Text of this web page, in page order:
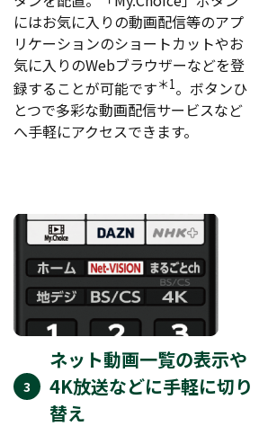
にはお気に入りの動画配信等のアプ
リケーションのショートカットやお
気に入りのWebブラウザーなどを登
録することが可能です＊1。ボタンひ
とつで多彩な動画配信サービスなど
へ手軽にアクセスできます。
ネット動画一覧の表示や
4K放送などに手軽に切り
替え